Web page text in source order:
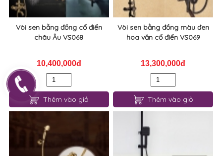
Vòi sen bằng đồng cổ điển
châu Âu VS068
10,400,000đ
Thêm vào giỏ
Vòi sen bằng đồng màu đen
hoa văn cổ điển VS069
13,300,000đ
Thêm vào giỏ